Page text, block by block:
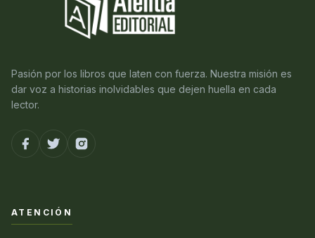
Pasión por los libros que laten con fuerza. Nuestra misión es
dar voz a historias inolvidables que dejen huella en cada
lector.
ATENCIÓN